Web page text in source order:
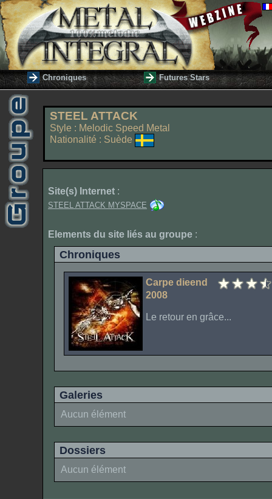
Chroniques Futures Stars
STEEL ATTACK
Style : Melodic Speed Metal
Nationalité : Suède
Site(s) Internet :
STEEL ATTACK MYSPACE
Elements du site liés au groupe :
Chroniques
Carpe dieend
2008
Le retour en grâce...
Galeries
Aucun élément
Dossiers
Aucun élément